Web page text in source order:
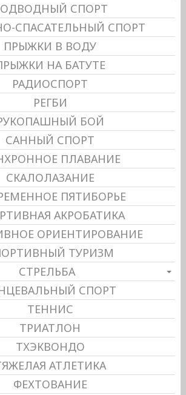
СПОРТ
СПАСАТЕЛЬНЫЙ СПОРТ
ПРЫЖКИ В ВОДУ
НА БАТУТЕ
РАДИОСПОРТ
РЕГБИ
БОЙ
САННЫЙ СПОРТ
ПЛАВАНИЕ
СКАЛОЛАЗАНИЕ
ПЯТИБОРЬЕ
АКРОБАТИКА
ОРИЕНТИРОВАНИЕ
ТУРИЗМ
СТРЕЛЬБА
СПОРТ
ТЕННИС
ТРИАТЛОН
ТХЭКВОНДО
АТЛЕТИКА
ФЕХТОВАНИЕ